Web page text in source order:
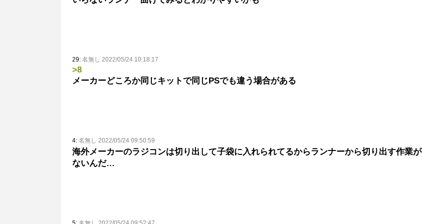
29: 名無し 2022/05/24 10:18:17
>8
メーカーどころか同じキットで同じPSでも違う場合がある
4: 名無し 2022/05/24 09:50:59
海外メーカーのラジコンは切り出して子袋に入れられてるからランナーから切り出す作業が
ないんだ…